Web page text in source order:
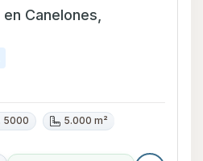
5000 5.000 m²